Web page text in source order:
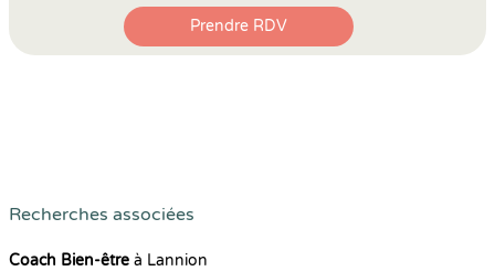
Prendre RDV
Recherches associées
Coach Bien-être à Lannion